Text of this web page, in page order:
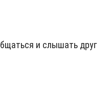
и слышать друг